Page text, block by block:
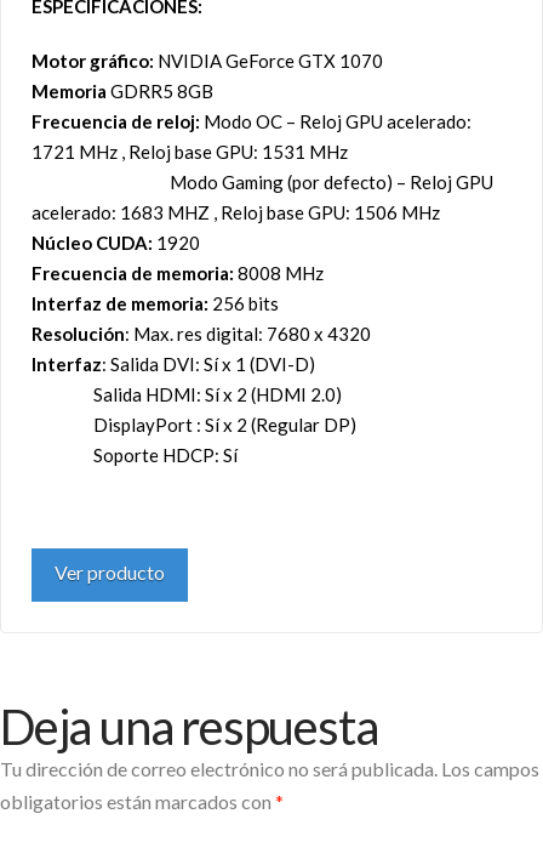
ESPECIFICACIONES:
Motor gráfico: NVIDIA GeForce GTX 1070
Memoria GDRR5 8GB
Frecuencia de reloj: Modo OC – Reloj GPU acelerado:
1721 MHz , Reloj base GPU: 1531 MHz
Modo Gaming (por defecto) – Reloj GPU
acelerado: 1683 MHZ , Reloj base GPU: 1506 MHz
Núcleo CUDA: 1920
Frecuencia de memoria: 8008 MHz
Interfaz de memoria: 256 bits
Resolución: Max. res digital: 7680 x 4320
Interfaz: Salida DVI: Sí x 1 (DVI-D)
Salida HDMI: Sí x 2 (HDMI 2.0)
DisplayPort : Sí x 2 (Regular DP)
Soporte HDCP: Sí
Ver producto
Deja una respuesta
Tu dirección de correo electrónico no será publicada. Los campos
obligatorios están marcados con *